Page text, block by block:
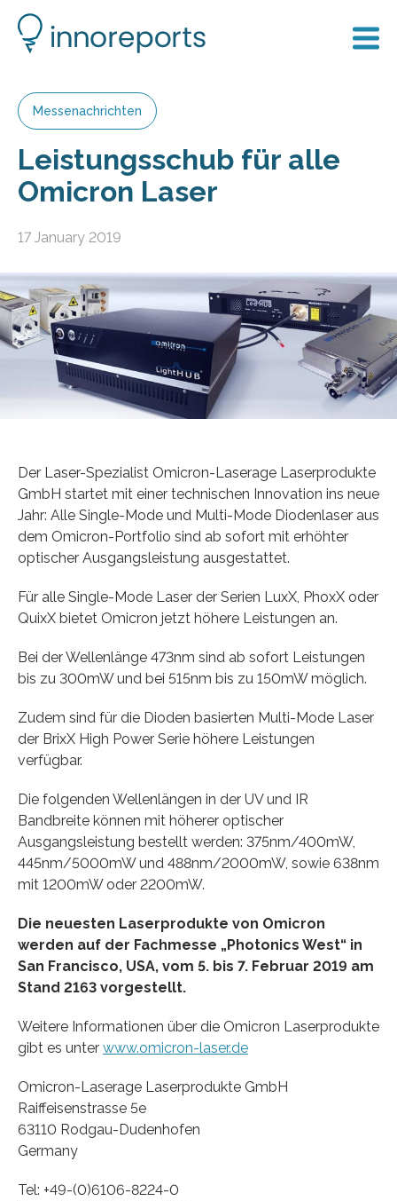
Messenachrichten
Leistungsschub für alle
Omicron Laser
17 January 2019
Der Laser-Spezialist Omicron-Laserage Laserprodukte
GmbH startet mit einer technischen Innovation ins neue
Jahr: Alle Single-Mode und Multi-Mode Diodenlaser aus
dem Omicron-Portfolio sind ab sofort mit erhöhter
optischer Ausgangsleistung ausgestattet.
Für alle Single-Mode Laser der Serien LuxX, PhoxX oder
QuixX bietet Omicron jetzt höhere Leistungen an.
Bei der Wellenlänge 473nm sind ab sofort Leistungen
bis zu 300mW und bei 515nm bis zu 150mW möglich.
Zudem sind für die Dioden basierten Multi-Mode Laser
der BrixX High Power Serie höhere Leistungen
verfügbar.
Die folgenden Wellenlängen in der UV und IR
Bandbreite können mit höherer optischer
Ausgangsleistung bestellt werden: 375nm/400mW,
445nm/5000mW und 488nm/2000mW, sowie 638nm
mit 1200mW oder 2200mW.
Die neuesten Laserprodukte von Omicron
werden auf der Fachmesse „Photonics West“ in
San Francisco, USA, vom 5. bis 7. Februar 2019 am
Stand 2163 vorgestellt.
Weitere Informationen über die Omicron Laserprodukte
gibt es unter www.omicron-laser.de
Omicron-Laserage Laserprodukte GmbH
Raiffeisenstrasse 5e
63110 Rodgau-Dudenhofen
Germany
Tel: +49-(0)6106-8224-0